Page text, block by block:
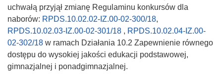
uchwałą przyjął zmianę Regulaminu konkursów dla
naborów: RPDS.10.02.02-IZ.00-02-300/18,
RPDS.10.02.03-IZ.00-02-301/18 , RPDS.10.02.04-IZ.00-
02-302/18 w ramach Działania 10.2 Zapewnienie równego
dostępu do wysokiej jakości edukacji podstawowej,
gimnazjalnej i ponadgimnazjalnej.